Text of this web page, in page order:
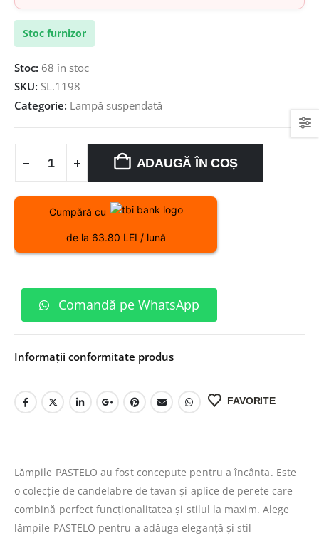
Stoc furnizor
Stoc: 68 în stoc
SKU: SL.1198
Categorie: Lampă suspendată
ADAUGĂ ÎN COȘ
Cumpără cu
de la 63.80 LEI / lună
Comandă pe WhatsApp
Informații conformitate produs
FAVORITE
Lămpile PASTELO au fost concepute pentru a încânta. Este
o colecție de candelabre de tavan și aplice de perete care
combină perfect funcționalitatea și stilul la maxim. Alege
lămpile PASTELO pentru a adăuga eleganță și stil